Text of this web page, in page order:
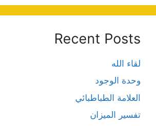
Recent Posts
لقاء الله
وحدة الوجود
العلامة الطباطبائي
تفسير الميزان